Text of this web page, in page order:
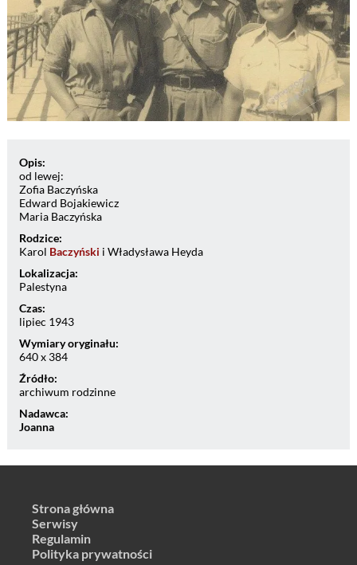
Opis:
od lewej:
Zofia Baczyńska
Edward Bojakiewicz
Maria Baczyńska
Rodzice:
Karol Baczyński i Władysława Heyda
Lokalizacja:
Palestyna
Czas:
lipiec 1943
Wymiary oryginału:
640 x 384
Źródło:
archiwum rodzinne
Nadawca:
Joanna
Strona główna
Serwisy
Regulamin
Polityka prywatności